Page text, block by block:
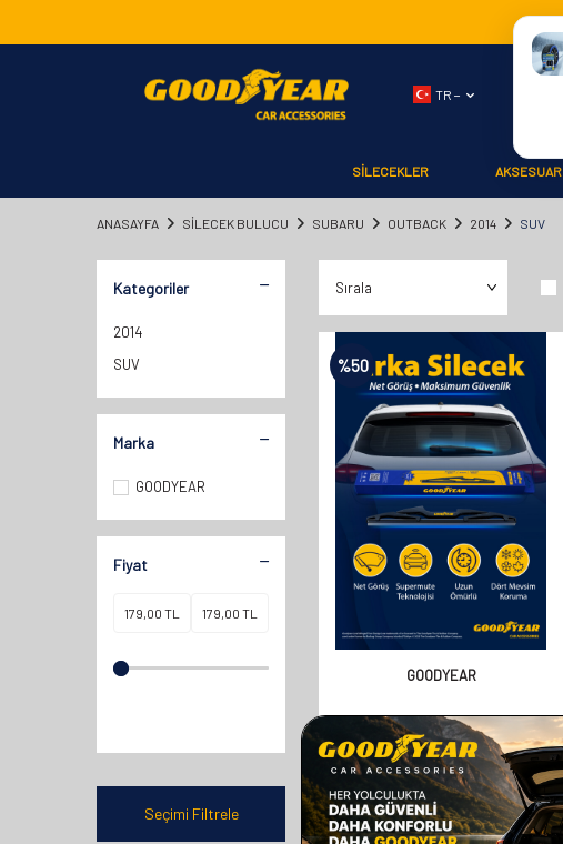
TR −
SİLECEKLER AKSESUAR
ANASAYFA SILECEK BULUCU SUBARU OUTBACK 2014 SUV
Kategoriler
2014
SUV
Marka
GOODYEAR
Fiyat
Seçimi Filtrele
%50
GOODYEAR
GOODYEAR SUBARU OUTBACK
STATION WAGON 2010-2014
ARASI UYUMLU ARKA SILECEK
(300MM)
358,00 TL
179,00TL